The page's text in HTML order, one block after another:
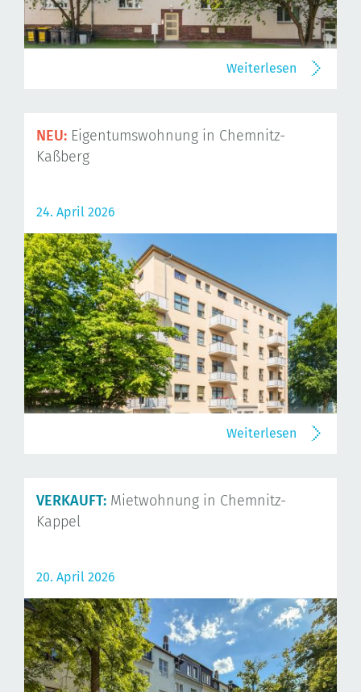
Weiterlesen
NEU: Eigentumswohnung in Chemnitz-
Kaßberg
24. April 2026
Weiterlesen
VERKAUFT: Mietwohnung in Chemnitz-
Kappel
20. April 2026